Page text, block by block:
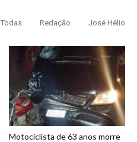
Todas Redação José Hélio
Motociclista de 63 anos morre